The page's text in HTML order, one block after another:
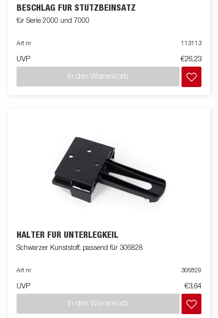
BESCHLAG FÜR STÜTZBEINSATZ
für Serie 2000 und 7000
Art nr 113113
UVP €26,23
In den Warenkorb
HALTER FÜR UNTERLEGKEIL
Schwarzer Kunststoff, passend für 306828
Art nr 306829
UVP €3,64
In den Warenkorb